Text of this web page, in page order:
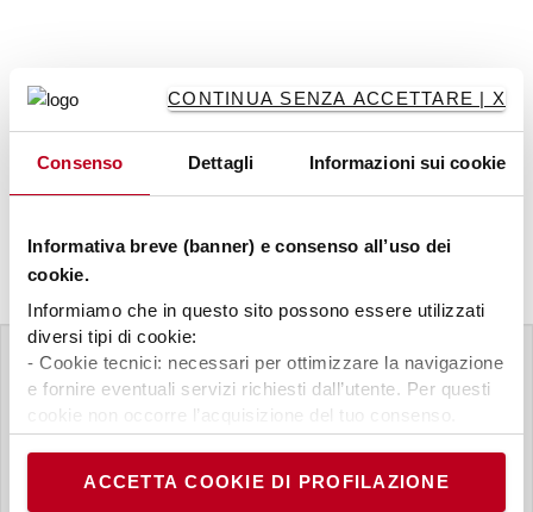
CONTINUA SENZA ACCETTARE | X
Consenso Dettagli Informazioni sui cookie
Informativa breve (banner) e consenso all’uso dei
cookie.
Informiamo che in questo sito possono essere utilizzati
diversi tipi di cookie:
- Cookie tecnici: necessari per ottimizzare la navigazione
e fornire eventuali servizi richiesti dall’utente. Per questi
cookie non occorre l’acquisizione del tuo consenso.
- Cookie analytics/statistici: equiparati ai tecnici, sono
aggregate, al fine di ottimizzare il sito. Per questi cookie
ACCETTA COOKIE DI PROFILAZIONE
Prenota un corso o chiedi maggiori
informazioni